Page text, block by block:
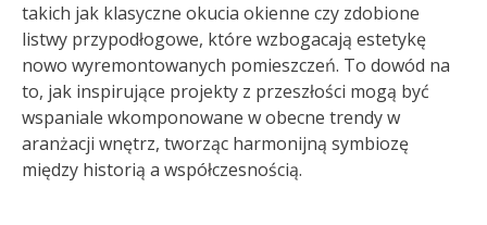
takich jak klasyczne okucia okienne czy zdobione
listwy przypodłogowe, które wzbogacają estetykę
nowo wyremontowanych pomieszczeń. To dowód na
to, jak inspirujące projekty z przeszłości mogą być
wspaniale wkomponowane w obecne trendy w
aranżacji wnętrz, tworząc harmonijną symbiozę
między historią a współczesnością.